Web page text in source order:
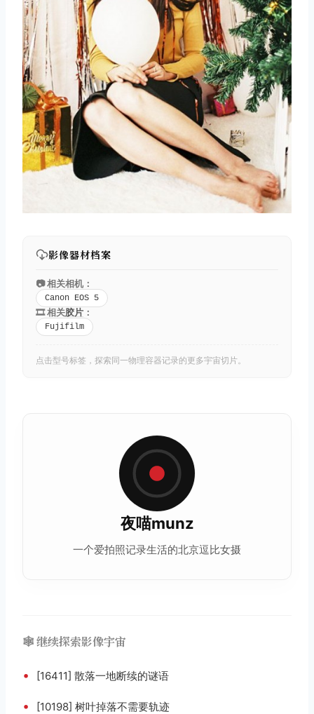
影像器材档案
📷 相关相机：
Canon EOS 5
🎞️ 相关胶片 ：
Fujifilm
点击型号标签，探索同一物理容器记录的更多宇宙切片。
夜喵munz
一个爱拍照记录生活的北京逗比女摄
🕸️ 继续探索影像宇宙
• [16411] 散落一地断续的谜语
• [10198] 树叶掉落不需要轨迹